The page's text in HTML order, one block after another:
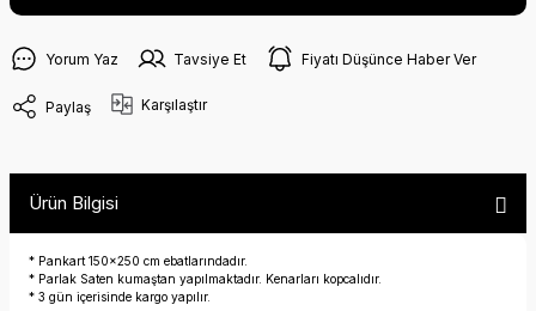
Yorum Yaz Tavsiye Et Fiyatı Düşünce Haber Ver
Paylaş Karşılaştır
Ürün Bilgisi
* Pankart 150x250 cm ebatlarındadır.
* Parlak Saten kumaştan yapılmaktadır. Kenarları kopcalıdır.
* 3 gün içerisinde kargo yapılır.